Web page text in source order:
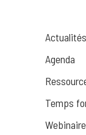
Actualités
Agenda
Temps